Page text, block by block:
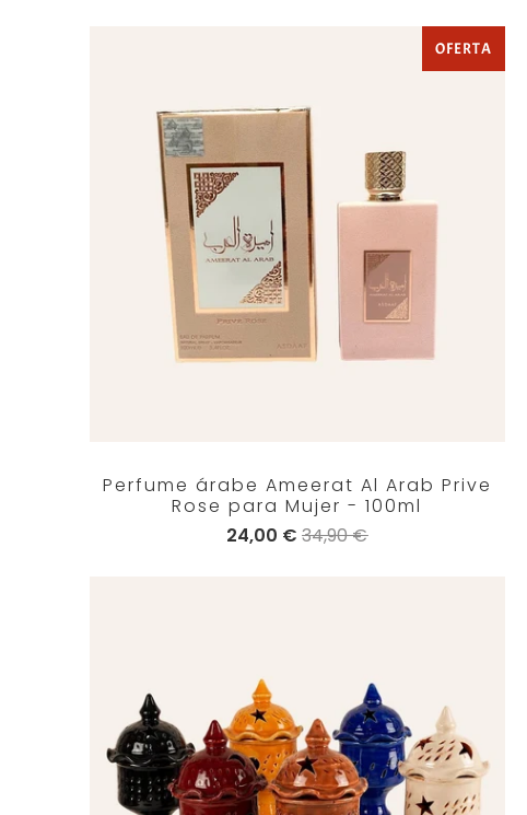
OFERTA
Perfume árabe Ameerat Al Arab Prive
Rose para Mujer - 100ml
24,00 €34,90 €